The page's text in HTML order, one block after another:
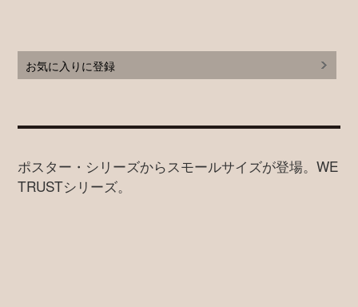
お気に入りに登録
ポスター・シリーズからスモールサイズが登場。WE
TRUSTシリーズ。